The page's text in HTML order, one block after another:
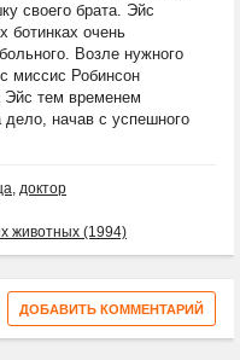
своего брата. Эйс
ботинках очень
Возле нужного
миссис Робинсон
Эйс тем временем
начав с успешного
, доктор
животных (1994)
ДОБАВИТЬ КОММЕНТАРИЙ